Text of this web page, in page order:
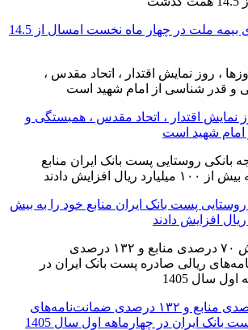
حق بیمه تولیدی بیمه ملت در چهار ماه نخست امسال از 14.5
نمایش اقتدار ، اتحاد مقدس ، همبستگی و
شهید است
روستایی پست بانک ایران منابع خود را به بیش
افزایش ۷۰ درصدی منابع و ۱۳۲ درصدی ضمانت‌نامه‌های
بانک ایران در چهارماهه اول سال 1405